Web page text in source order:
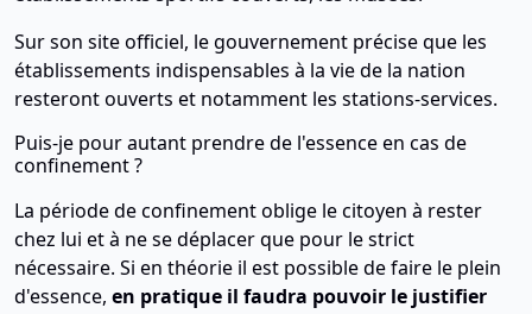
Sur son site officiel, le gouvernement précise que les
établissements indispensables à la vie de la nation
resteront ouverts et notamment les stations-services.
Puis-je pour autant prendre de l'essence en cas de
confinement ?
La période de confinement oblige le citoyen à rester
chez lui et à ne se déplacer que pour le strict
nécessaire. Si en théorie il est possible de faire le plein
d'essence, en pratique il faudra pouvoir le justifier